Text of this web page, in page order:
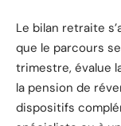
Le bilan retraite
que le parcours
trimestre, évalue
la pension de
dispositifs